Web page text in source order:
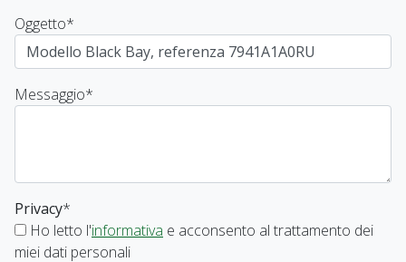
Oggetto*
Messaggio*
Privacy*
Ho letto l'informativa e acconsento al trattamento dei
miei dati personali